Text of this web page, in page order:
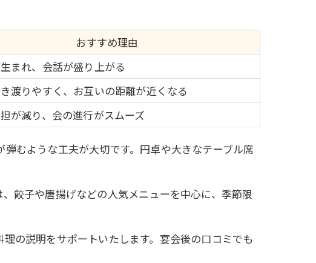
おすすめ理由
まれ、会話が盛り上がる
渡りやすく、お互いの距離が近くなる
が減り、会の進行がスムーズ
むような工夫が大切です。円卓や大きなテーブル席
餃子や唐揚げなどの人気メニューを中心に、季節限
の説明をサポートいたします。宴会後の口コミでも